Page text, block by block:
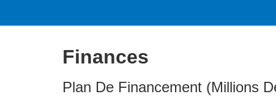
Finances
Plan De Financement (Millions